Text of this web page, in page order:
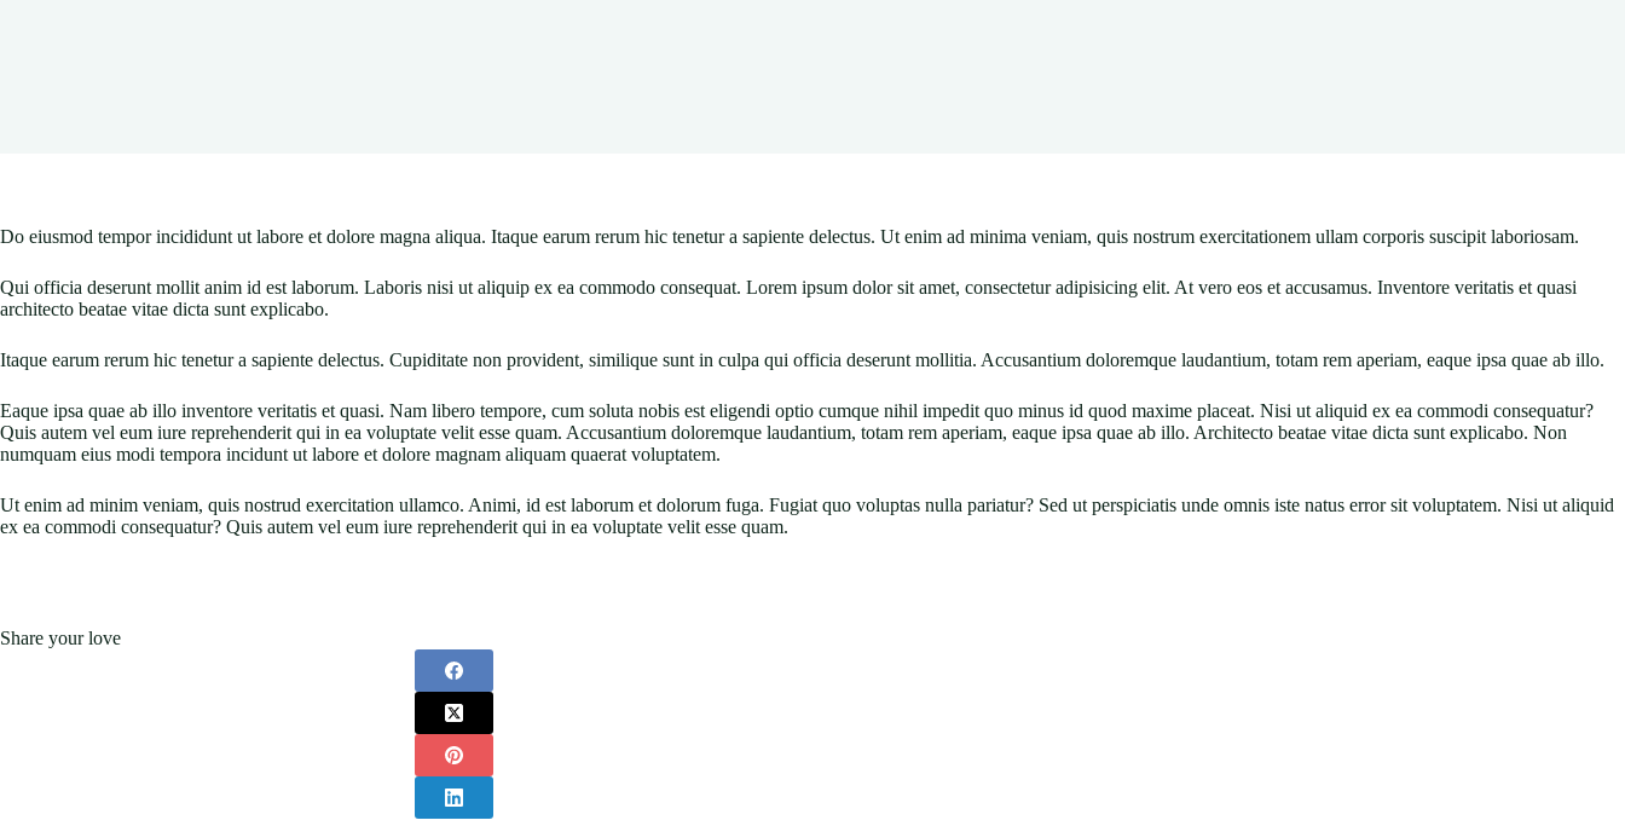
Do eiusmod tempor incididunt ut labore et dolore magna aliqua. Itaque earum rerum hic tenetur a sapiente delectus. Ut enim ad minima veniam, quis nostrum exercitationem ullam corporis suscipit laboriosam.
Qui officia deserunt mollit anim id est laborum. Laboris nisi ut aliquip ex ea commodo consequat. Lorem ipsum dolor sit amet, consectetur adipisicing elit. At vero eos et accusamus. Inventore veritatis et quasi
architecto beatae vitae dicta sunt explicabo.
Itaque earum rerum hic tenetur a sapiente delectus. Cupiditate non provident, similique sunt in culpa qui officia deserunt mollitia. Accusantium doloremque laudantium, totam rem aperiam, eaque ipsa quae ab illo.
Eaque ipsa quae ab illo inventore veritatis et quasi. Nam libero tempore, cum soluta nobis est eligendi optio cumque nihil impedit quo minus id quod maxime placeat. Nisi ut aliquid ex ea commodi consequatur?
Quis autem vel eum iure reprehenderit qui in ea voluptate velit esse quam. Accusantium doloremque laudantium, totam rem aperiam, eaque ipsa quae ab illo. Architecto beatae vitae dicta sunt explicabo. Non
numquam eius modi tempora incidunt ut labore et dolore magnam aliquam quaerat voluptatem.
Ut enim ad minim veniam, quis nostrud exercitation ullamco. Animi, id est laborum et dolorum fuga. Fugiat quo voluptas nulla pariatur? Sed ut perspiciatis unde omnis iste natus error sit voluptatem. Nisi ut aliquid
ex ea commodi consequatur? Quis autem vel eum iure reprehenderit qui in ea voluptate velit esse quam.
Share your love